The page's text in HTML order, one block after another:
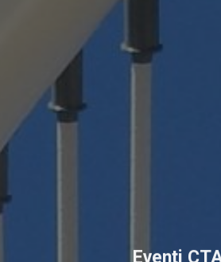
Eventi CTA